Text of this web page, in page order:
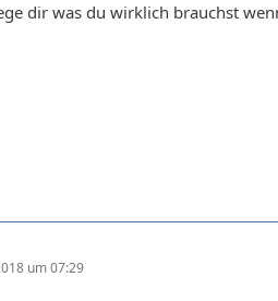
dir was du wirklich brauchst
um 07:29